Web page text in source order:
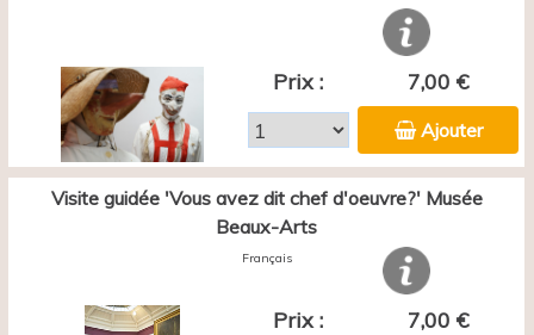
Prix : 7,00 €
Ajouter
Visite guidée 'Vous avez dit chef d'oeuvre?' Musée
Beaux-Arts
Français
Prix : 7,00 €